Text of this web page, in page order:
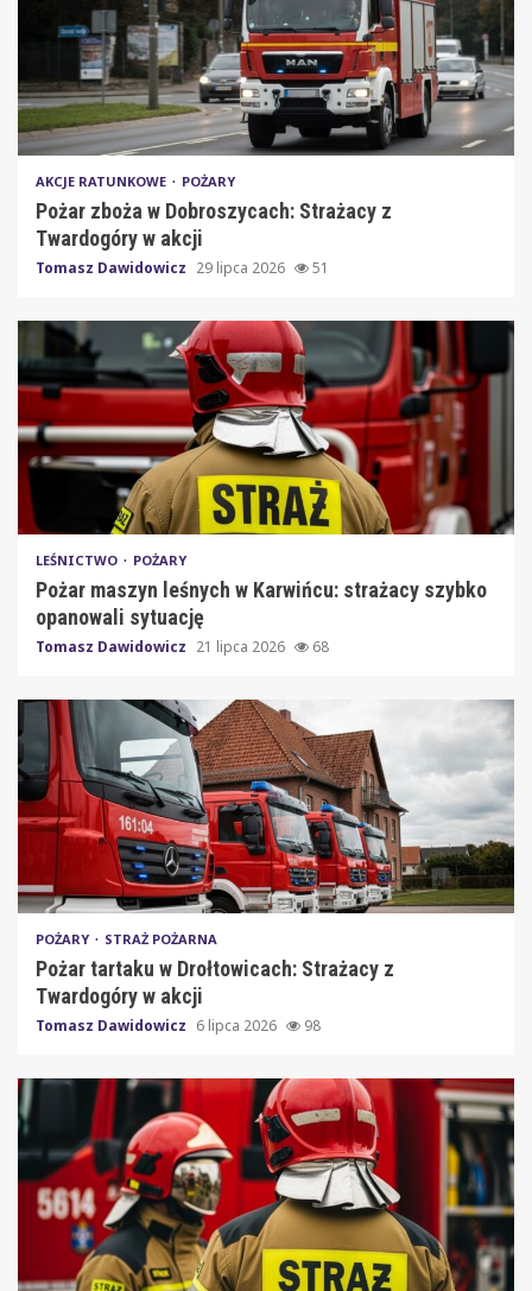
AKCJE RATUNKOWE POŻARY
Pożar zboża w Dobroszycach: Strażacy z
Twardogóry w akcji
Tomasz Dawidowicz 29 lipca 2026 51
LEŚNICTWO POŻARY
Pożar maszyn leśnych w Karwińcu: strażacy szybko
opanowali sytuację
Tomasz Dawidowicz 21 lipca 2026 68
POŻARY STRAŻ POŻARNA
Pożar tartaku w Drołtowicach: Strażacy z
Twardogóry w akcji
Tomasz Dawidowicz 6 lipca 2026 98